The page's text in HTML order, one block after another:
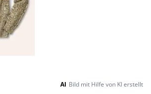
AI Bild mit Hilfe von KI erstellt